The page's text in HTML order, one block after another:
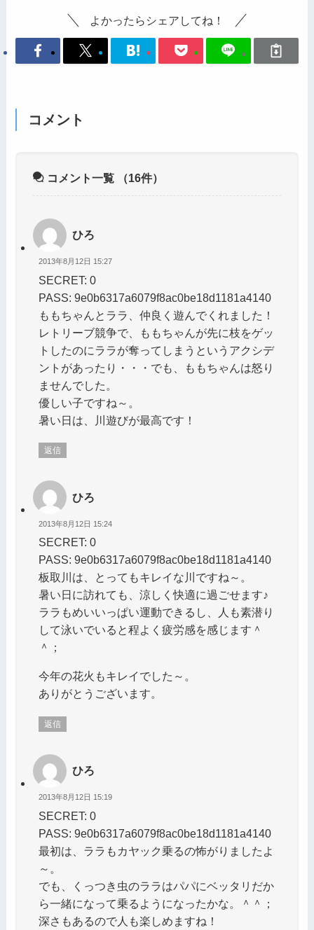
よかったらシェアしてね！
コメント
コメント一覧 （16件）
ひろ
2013年8月12日 15:27
SECRET: 0
PASS: 9e0b6317a6079f8ac0be18d1181a4140
ももちゃんとララ、仲良く遊んでくれました！
レトリーブ競争で、ももちゃんが先に枝をゲッ
トしたのにララが奪ってしまうというアクシデ
ントがあったり・・・でも、ももちゃんは怒り
ませんでした。
優しい子ですね～。
暑い日は、川遊びが最高です！
返信
ひろ
2013年8月12日 15:24
SECRET: 0
PASS: 9e0b6317a6079f8ac0be18d1181a4140
板取川は、とってもキレイな川ですね～。
暑い日に訪れても、涼しく快適に過ごせます♪
ララもめいいっぱい運動できるし、人も素潜り
して泳いでいると程よく疲労感を感じます＾
＾；
今年の花火もキレイでした～。
ありがとうございます。
返信
ひろ
2013年8月12日 15:19
SECRET: 0
PASS: 9e0b6317a6079f8ac0be18d1181a4140
最初は、ララもカヤック乗るの怖がりましたよ
～。
でも、くっつき虫のララはパパにベッタリだか
ら一緒になって乗るようになったかな。＾＾；
深さもあるので人も楽しめますね！